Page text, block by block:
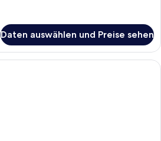
Daten auswählen und Preise sehen
Ein Hotelzimmer mit zwei Betten,